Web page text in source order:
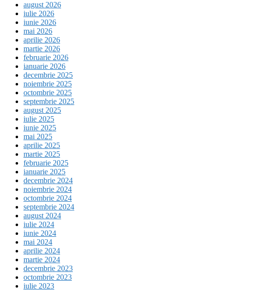
august 2026
iulie 2026
iunie 2026
mai 2026
aprilie 2026
martie 2026
februarie 2026
ianuarie 2026
decembrie 2025
noiembrie 2025
octombrie 2025
septembrie 2025
august 2025
iulie 2025
iunie 2025
mai 2025
aprilie 2025
martie 2025
februarie 2025
ianuarie 2025
decembrie 2024
noiembrie 2024
octombrie 2024
septembrie 2024
august 2024
iulie 2024
iunie 2024
mai 2024
aprilie 2024
martie 2024
decembrie 2023
octombrie 2023
iulie 2023